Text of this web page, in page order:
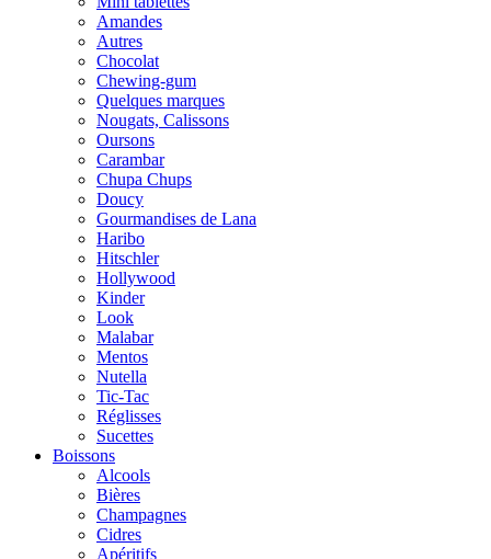
Amandes
Autres
Chocolat
Chewing-gum
Quelques marques
Nougats, Calissons
Oursons
Carambar
Chupa Chups
Doucy
Gourmandises de Lana
Haribo
Hitschler
Hollywood
Kinder
Look
Malabar
Mentos
Nutella
Tic-Tac
Réglisses
Sucettes
Boissons
Alcools
Bières
Champagnes
Cidres
Apéritifs